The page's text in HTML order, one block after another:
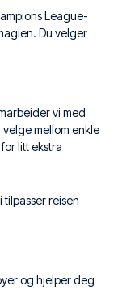
League-
Du velger
vi med
mellom enkle
litt ekstra
reisen
og hjelper deg